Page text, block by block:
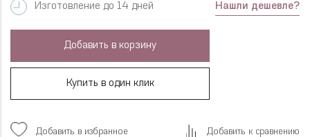
Изготовление до 14 дней Нашли дешевле?
Добавить в корзину
Купить в один клик
Добавить в избранное Добавить к сравнению